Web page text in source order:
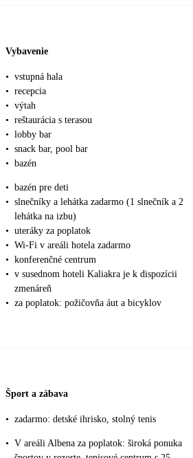
Vybavenie
• vstupná hala
• recepcia
• výtah
• reštaurácia s terasou
• lobby bar
• snack bar, pool bar
• bazén
• bazén pre deti
• slnečníky a lehátka zadarmo (1 slnečník a 2
lehátka na izbu)
• uteráky za poplatok
• Wi-Fi v areáli hotela zadarmo
• konferenčné centrum
• v susednom hoteli Kaliakra je k dispozícii
zmenáreň
• za poplatok: požičovňa áut a bicyklov
Šport a zábava
• zadarmo: detské ihrisko, stolný tenis
• V areáli Albena za poplatok: široká ponuka